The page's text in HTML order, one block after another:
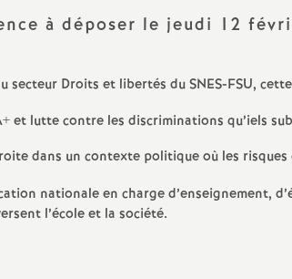
a
l
d
e
s
à déposer le jeudi 12
secteur Droits et libertés du SNES-FSU,
et lutte contre les discriminations qu’iels
dans un contexte politique où les risques
nationale en charge d’enseignement,
l’école et la société.